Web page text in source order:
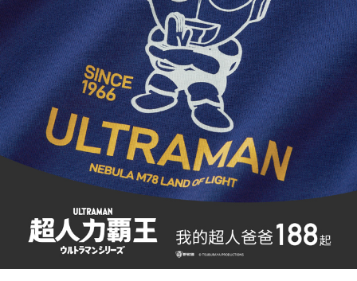
lativ 米格國際 - 台灣平價高品質國民服飾品牌